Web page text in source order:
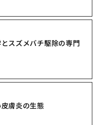
スズメバチ駆除の専門
膚炎の生態